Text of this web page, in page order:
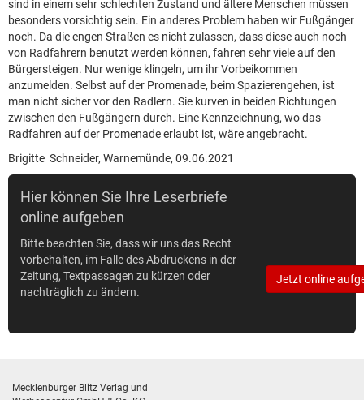
sind in einem sehr schlechten Zustand und ältere Menschen müssen
besonders vorsichtig sein. Ein anderes Problem haben wir Fußgänger
noch. Da die engen Straßen es nicht zulassen, dass diese auch noch
von Radfahrern benutzt werden können, fahren sehr viele auf den
Bürgersteigen. Nur wenige klingeln, um ihr Vorbeikommen
anzumelden. Selbst auf der Promenade, beim Spazierengehen, ist
man nicht sicher vor den Radlern. Sie kurven in beiden Richtungen
zwischen den Fußgängern durch. Eine Kennzeichnung, wo das
Radfahren auf der Promenade erlaubt ist, wäre angebracht.
Brigitte Schneider, Warnemünde, 09.06.2021
Hier können Sie Ihre Leserbriefe
online aufgeben
Bitte beachten Sie, dass wir uns das Recht
vorbehalten, im Falle des Abdruckens in der
Zeitung, Textpassagen zu kürzen oder
nachträglich zu ändern.
Jetzt online
Mecklenburger Blitz Verlag und